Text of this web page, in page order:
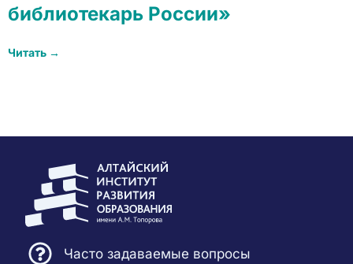
библиотекарь России»
Читать →
Часто задаваемые вопросы